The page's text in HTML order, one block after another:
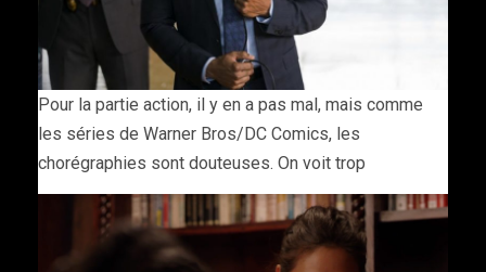
Pour la partie action, il y en a pas mal, mais comme
les séries de Warner Bros/DC Comics, les
chorégraphies sont douteuses. On voit trop